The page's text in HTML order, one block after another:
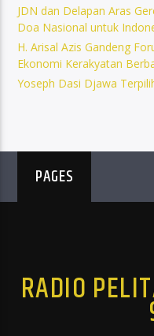
JDN dan Delapan Aras
Doa Nasional untuk
H. Arisal Azis Gandeng
Ekonomi Kerakyatan
Yoseph Dasi Djawa
PAGES
RADIO